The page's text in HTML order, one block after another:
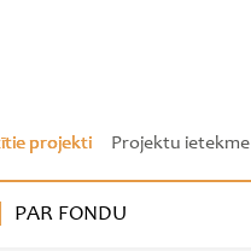
projekti Projektu ietekme
PAR FONDU